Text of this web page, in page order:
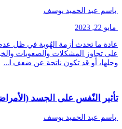
باسم عبد الحميد يوسف
مايو 22, 2023
عادة ما تحدث أزمة الهُوية في ظل
على تجاوز المشكلات والصعوبات
وحلها، أو قد تكون ناتجة عن ضعف ا...
تأثير النّفس على الجسد
باسم عبد الحميد يوسف